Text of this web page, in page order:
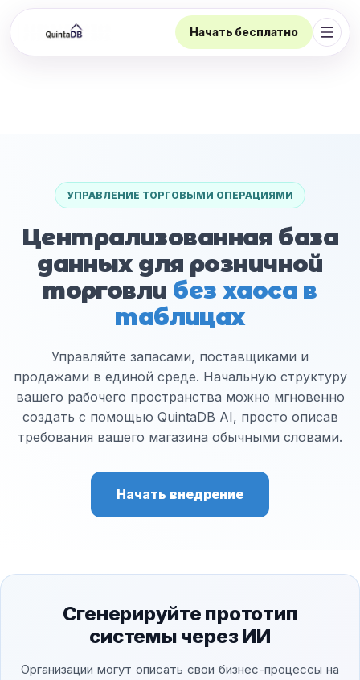
Начать бесплатно
УПРАВЛЕНИЕ ТОРГОВЫМИ ОПЕРАЦИЯМИ
Централизованная база
данных для розничной
торговли без хаоса в
таблицах
Управляйте запасами, поставщиками и
продажами в единой среде. Начальную структуру
вашего рабочего пространства можно мгновенно
создать с помощью QuintaDB AI, просто описав
требования вашего магазина обычными словами.
Начать внедрение
Сгенерируйте прототип
системы через ИИ
Организации могут описать свои бизнес-процессы на